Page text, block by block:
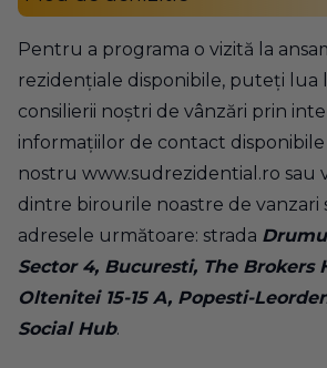
Pentru a programa o vizită la
rezidențiale disponibile, puteți lua
consilierii noștri de vânzări prin
informațiilor de contact disponibile
nostru www.sudrezidential.ro sau
dintre birourile noastre de vanzari
adresele următoare: strada
Sector 4, Bucuresti, The Brokers
Oltenitei 15-15 A, Popesti-
Social Hub.